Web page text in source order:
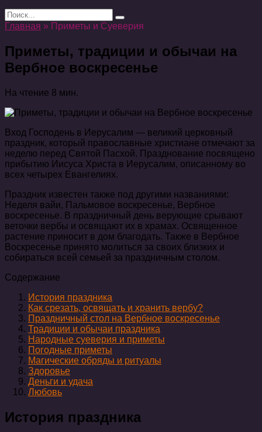
Search
for:
Главная » Приметы и Суеверия
Приметы, традиции и обычаи на
Вербное воскресенье
На чтение 8 мин.
Вход Господень в Иерусалим — великий церковный
праздник, который православные христиане отмечают за
неделю перед Святой Пасхой. Празднование посвящено
прибытию Иисуса Христа в Иерусалим, описанному во
всех четырех Евангелиях.
Праздник известен также под другими названиями:
Неделя вайи, Пальмовое воскресенье, Вербное
воскресенье. В праздничный день верующие срывают
веточки вербы и освящают их в храмах. Освященное
растение приносит в дом благодать. Также в Вербное
Воскресенье принято молиться за своих близких и
собираться всей семьей за праздничным столом.
Содержание
История праздника
Как срезать, освящать и хранить вербу?
Праздничный стол на Вербное воскресенье
Традиции и обычаи праздника
Народные суеверия и приметы
Погодные приметы
Магические обряды и ритуалы
Здоровье
Деньги и удача
Любовь
История праздника